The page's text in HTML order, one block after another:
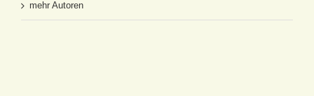
mehr Autoren